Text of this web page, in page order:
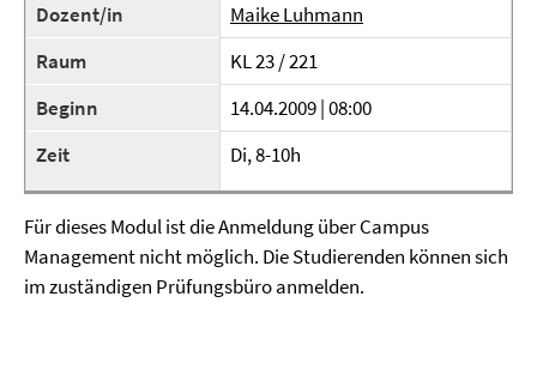
Dozent/in
Maike Luhmann
Raum
KL 23 / 221
Beginn
14.04.2009 | 08:00
Zeit
Di, 8-10h
Für dieses Modul ist die Anmeldung über Campus
Management nicht möglich. Die Studierenden können sich
im zuständigen Prüfungsbüro anmelden.